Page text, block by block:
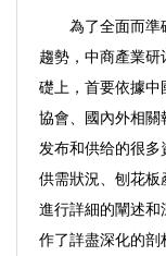
為了全面而準
趨勢，中商產業
礎上，首要依據
協會、國內外相
发布和供给的很
供需狀況、刨花
進行詳細的闡述
作了詳盡深化的